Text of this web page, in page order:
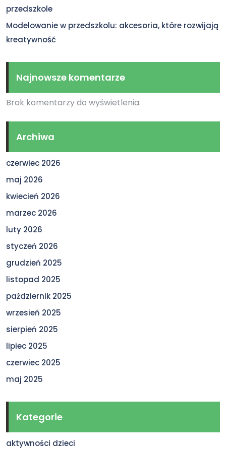
przedszkole
Modelowanie w przedszkolu: akcesoria, które rozwijają
kreatywność
Najnowsze komentarze
Brak komentarzy do wyświetlenia.
Archiwa
czerwiec 2026
maj 2026
kwiecień 2026
marzec 2026
luty 2026
styczeń 2026
grudzień 2025
listopad 2025
październik 2025
wrzesień 2025
sierpień 2025
lipiec 2025
czerwiec 2025
maj 2025
Kategorie
aktywności dzieci